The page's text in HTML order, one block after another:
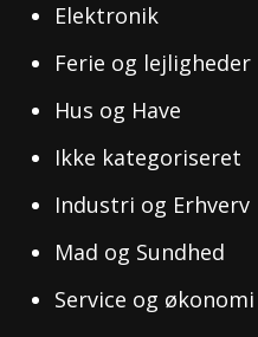
Elektronik
Ferie og lejligheder
Hus og Have
Ikke kategoriseret
Industri og Erhverv
Mad og Sundhed
Service og økonomi